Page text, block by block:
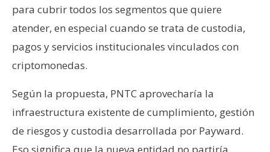
para cubrir todos los segmentos que quiere
atender, en especial cuando se trata de custodia,
pagos y servicios institucionales vinculados con
criptomonedas.
Según la propuesta, PNTC aprovecharía la
infraestructura existente de cumplimiento, gestión
de riesgos y custodia desarrollada por Payward.